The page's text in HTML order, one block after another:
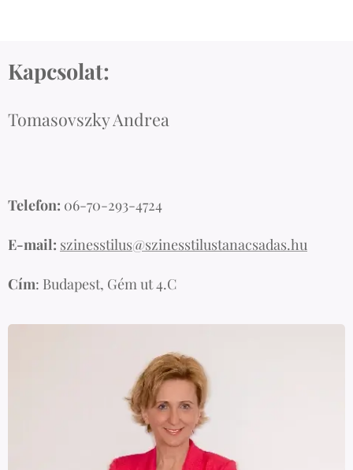
Kapcsolat:
Tomasovszky Andrea
Telefon: 06-70-293-4724
E-mail: szinesstilus@szinesstilustanacsadas.hu
Cím: Budapest, Gém ut 4.C